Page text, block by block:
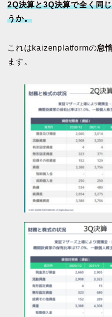
2Q決算と3Q決算で全く同
うか。
これはkaizenplatformの怠
ます。